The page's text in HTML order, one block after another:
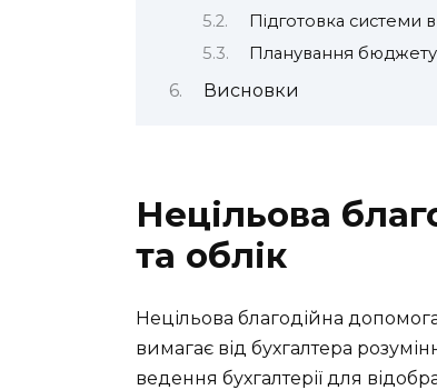
Підготовка системи
Планування бюджету
Висновки
Нецільова
та облік
Нецільова благодійна
вимагає від бухгалтера
ведення бухгалтерії для